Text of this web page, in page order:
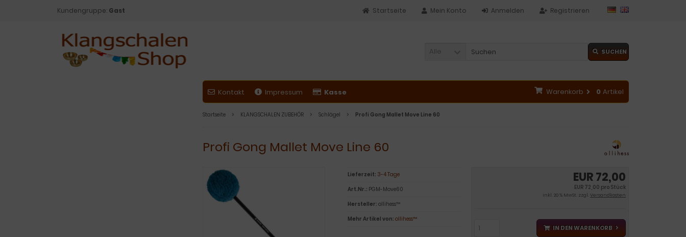
Kundengruppe: Gast Registrieren
Anmelden
Mein Konto
Startseite
Alle SUCHEN
Kontakt Impressum Kasse Warenkorb 0 Artikel
Startseite KLANGSCHALEN ZUBEHÖR Schlägel Profi Gong Mallet Move Line 60
Profi Gong Mallet Move Line 60
EUR 72,00
EUR 72,00 pro Stück
inkl. 20 % MwSt. zzgl. Versandkosten
IN DEN WARENKORB
Lieferzeit: 3-4 Tage
Art.Nr.: PGM-Move60
Hersteller: ollihess™
Mehr Artikel von: ollihess™